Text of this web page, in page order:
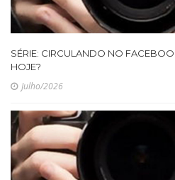
SÉRIE: CIRCULANDO NO
HOJE?
Julho/2026